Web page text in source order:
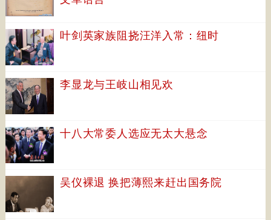
叶剑英家族阻挠汪洋入常：纽时
李显龙与王岐山相见欢
十八大常委人选应无太大悬念
吴仪裸退 换把薄熙来赶出国务院